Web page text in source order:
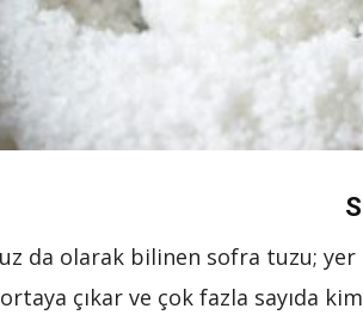
da olarak bilinen sofra tuzu; yer
çıkar ve çok fazla sayıda